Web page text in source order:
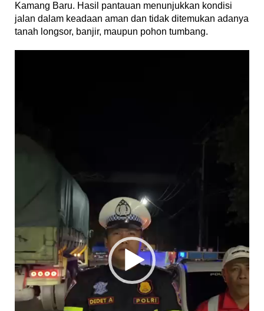
Kamang Baru. Hasil pantauan menunjukkan kondisi
jalan dalam keadaan aman dan tidak ditemukan adanya
tanah longsor, banjir, maupun pohon tumbang.